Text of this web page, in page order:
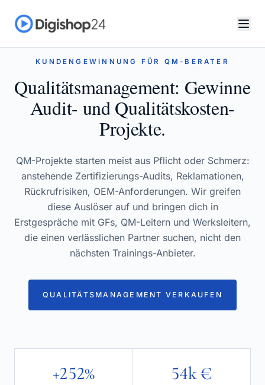
KUNDENGEWINNUNG FÜR QM-BERATER
Qualitätsmanagement: Gewinne
Audit- und Qualitätskosten-
Projekte.
QM-Projekte starten meist aus Pflicht oder Schmerz:
anstehende Zertifizierungs-Audits, Reklamationen,
Rückrufrisiken, OEM-Anforderungen. Wir greifen
diese Auslöser auf und bringen dich in
Erstgespräche mit GFs, QM-Leitern und Werksleitern,
die einen verlässlichen Partner suchen, nicht den
nächsten Trainings-Anbieter.
QUALITÄTSMANAGEMENT VERKAUFEN
+252% 54k €